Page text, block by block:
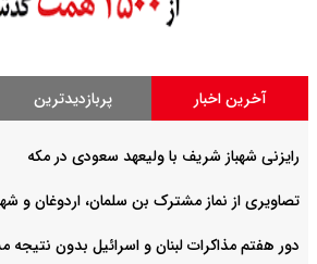
آخرین اخبار پربازدیدترین
رایزنی شهباز شریف با ولیعهد سعودی در مکه
تصاویری از نماز مشترک بن سلمان، اردوغان و
دور هفتم مذاکرات لبنان و اسرائیل بدون